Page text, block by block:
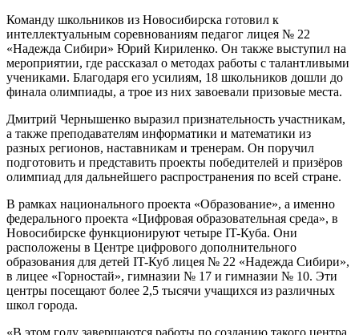
Команду школьников из Новосибирска готовил к
интеллектуальным соревнованиям педагог лицея № 22
«Надежда Сибири» Юрий Кириленко. Он также выступил на
мероприятии, где рассказал о методах работы с талантливыми
учениками. Благодаря его усилиям, 18 школьников дошли до
финала олимпиады, а трое из них завоевали призовые места.
Дмитрий Чернышенко выразил признательность участникам,
а также преподавателям информатики и математики из
разных регионов, наставникам и тренерам. Он поручил
подготовить и представить проекты победителей и призёров
олимпиад для дальнейшего распространения по всей стране.
В рамках национального проекта «Образование», а именно
федерального проекта «Цифровая образовательная среда», в
Новосибирске функционируют четыре IT-Куба. Они
расположены в Центре цифрового дополнительного
образования для детей IT-Куб лицея № 22 «Надежда Сибири»,
в лицее «Горностай», гимназии № 17 и гимназии № 10. Эти
центры посещают более 2,5 тысячи учащихся из различных
школ города.
«В этом году завершаются работы по созданию такого центра